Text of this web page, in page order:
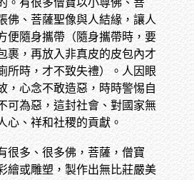
。有很多僧寶以小尊佛、菩
佛、菩薩聖像與人結緣，讓人
便隨身攜帶（隨身攜帶時，要
裹，再放入非真皮的皮包內才
所時，才不致失禮）。人因眼
，心念不敢造惡，時時警惕自
可為惡，這封社會、對國家無
心、祥和社稷的貢獻。
很多、很多佛，菩薩，僧寶
繪或雕塑，製作出無比莊嚴美